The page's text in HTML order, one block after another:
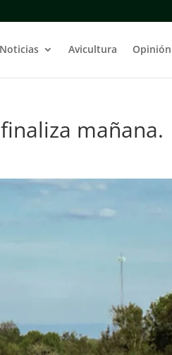
Noticias Avicultura Opinión
mañana.